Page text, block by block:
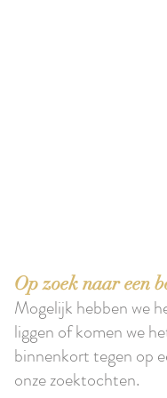
Op zoek naar een
Mogelijk hebben we
liggen of komen we
binnenkort tegen op
onze zoektochten.